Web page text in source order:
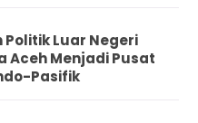
Luar Negeri
Aceh Menjadi Pusat
Pasifik